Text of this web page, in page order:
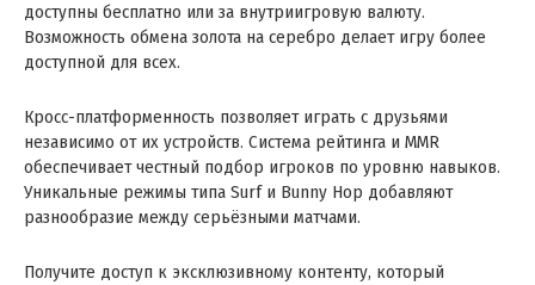
доступны бесплатно или за внутриигровую валюту.
Возможность обмена золота на серебро делает игру более
доступной для всех.
Кросс-платформенность позволяет играть с друзьями
независимо от их устройств. Система рейтинга и MMR
обеспечивает честный подбор игроков по уровню навыков.
Уникальные режимы типа Surf и Bunny Hop добавляют
разнообразие между серьёзными матчами.
Получите доступ к эксклюзивному контенту, который